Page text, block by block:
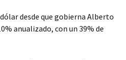
desde que gobierna Alberto
anualizado, con un 39% de